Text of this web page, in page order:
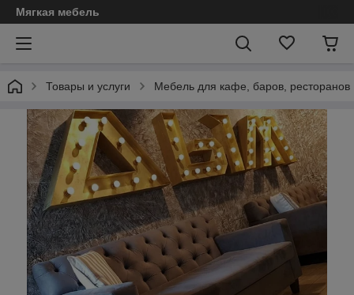
Мягкая мебель
Товары и услуги Мебель для кафе, баров, ресторанов